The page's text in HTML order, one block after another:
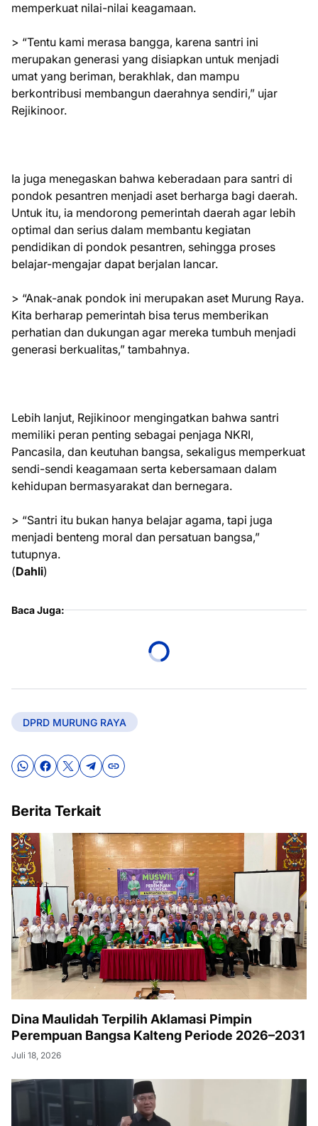
memperkuat nilai-nilai keagamaan.
> “Tentu kami merasa bangga, karena santri ini
merupakan generasi yang disiapkan untuk menjadi
umat yang beriman, berakhlak, dan mampu
berkontribusi membangun daerahnya sendiri,” ujar
Rejikinoor.
Ia juga menegaskan bahwa keberadaan para santri di
pondok pesantren menjadi aset berharga bagi daerah.
Untuk itu, ia mendorong pemerintah daerah agar lebih
optimal dan serius dalam membantu kegiatan
pendidikan di pondok pesantren, sehingga proses
belajar-mengajar dapat berjalan lancar.
> “Anak-anak pondok ini merupakan aset Murung Raya.
Kita berharap pemerintah bisa terus memberikan
perhatian dan dukungan agar mereka tumbuh menjadi
generasi berkualitas,” tambahnya.
Lebih lanjut, Rejikinoor mengingatkan bahwa santri
memiliki peran penting sebagai penjaga NKRI,
Pancasila, dan keutuhan bangsa, sekaligus memperkuat
sendi-sendi keagamaan serta kebersamaan dalam
kehidupan bermasyarakat dan bernegara.
> “Santri itu bukan hanya belajar agama, tapi juga
menjadi benteng moral dan persatuan bangsa,”
tutupnya.
(Dahli)
Baca Juga:
DPRD MURUNG RAYA
Berita Terkait
Dina Maulidah Terpilih Aklamasi Pimpin
Perempuan Bangsa Kalteng Periode 2026–2031
Juli 18, 2026